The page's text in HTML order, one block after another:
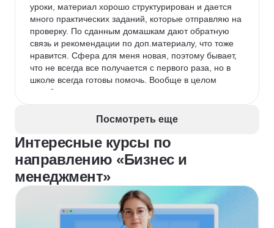
уроки, материал хорошо структурирован и дается
много практических заданий, которые отправляю на
проверку. По сданным домашкам дают обратную
связь и рекомендации по доп.материалу, что тоже
нравится. Сфера для меня новая, поэтому бывает,
что не всегда все получается с первого раза, но в
школе всегда готовы помочь. Вообще в целом
служба поддержки очень нравится - отвечают
разные вебинары, что тоже считаю плюсом.
Посмотреть еще
Интересные курсы по
направлению «Бизнес и
менеджмент»